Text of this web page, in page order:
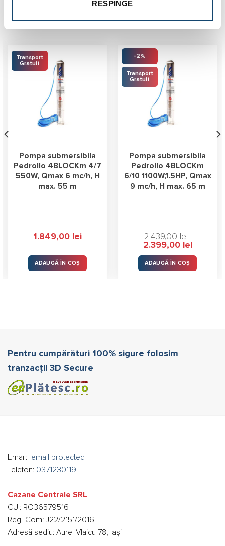
RESPINGE
Produse similare
Transport
Gratuit
Pompa submersibila
Pedrollo 4BLOCKm 4/7
550W, Qmax 6 mc/h, H
max. 55 m
1.849,00 lei
ADAUGĂ ÎN COȘ
-2%
Transport
Gratuit
Pompa submersibila
Pedrollo 4BLOCKm
6/10 1100W,1.5HP, Qmax
9 mc/h, H max. 65 m
2.439,00lei
Prețul
a
fost:
2.439,00 lei.
2.399,00 leiPrețul
este:
ADAUGĂ ÎN COȘ
Pentru cumpărături 100% sigure folosim
tranzacții 3D Secure
Email: [email protected]
Telefon: 0371230119
Cazane Centrale SRL
CUI: RO36579516
Reg. Com: J22/2151/2016
Adresă sediu: Aurel Vlaicu 78, Iași